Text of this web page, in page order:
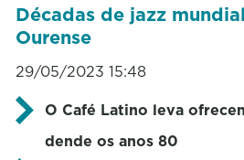
Décadas de jazz
Ourense
29/05/2023 15:48
O Café Latino leva
dende os anos 80